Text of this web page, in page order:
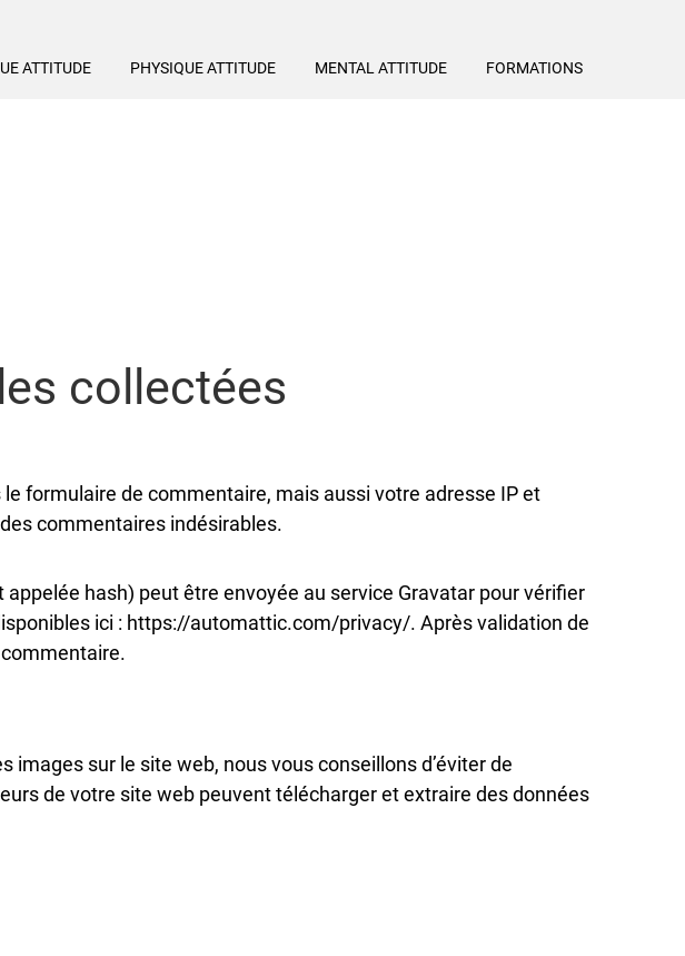
ATTITUDE PHYSIQUE ATTITUDE MENTAL ATTITUDE FORMATIONS
collectées
formulaire de commentaire, mais aussi votre adresse IP et
commentaires indésirables.
hash) peut être envoyée au service Gravatar pour vérifier
ici : https://automattic.com/privacy/. Après validation de
sur le site web, nous vous conseillons d’éviter de
de votre site web peuvent télécharger et extraire des données